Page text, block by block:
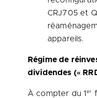
CRJ705 et
appareils.
Régime de
dividendes («
À compter du 1er